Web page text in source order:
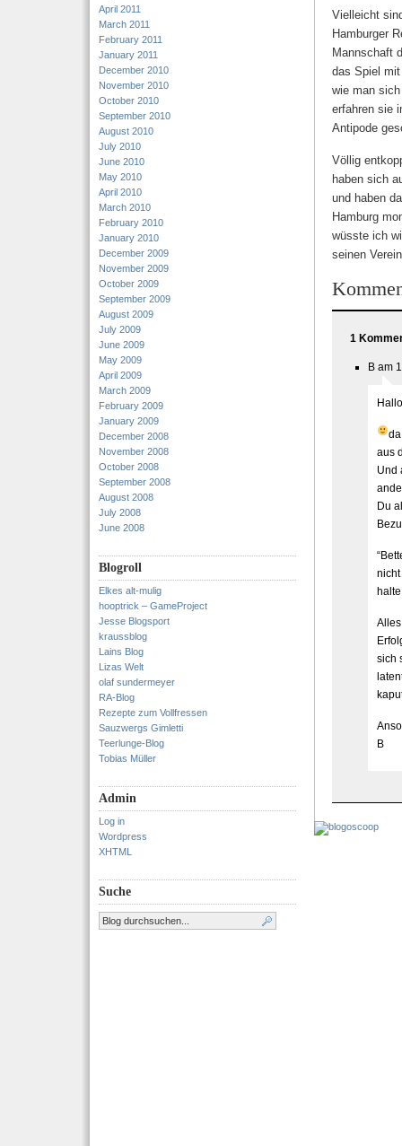
April 2011
March 2011
February 2011
January 2011
December 2010
November 2010
October 2010
September 2010
August 2010
July 2010
June 2010
May 2010
April 2010
March 2010
February 2010
January 2010
December 2009
November 2009
October 2009
September 2009
August 2009
July 2009
June 2009
May 2009
April 2009
March 2009
February 2009
January 2009
December 2008
November 2008
October 2008
September 2008
August 2008
July 2008
June 2008
Blogroll
Elkes alt-mulig
hooptrick – GameProject
Jesse Blogsport
kraussblog
Lains Blog
Lizas Welt
olaf sundermeyer
RA-Blog
Rezepte zum Vollfressen
Sauzwergs Gimletti
Teerlunge-Blog
Tobias Müller
Admin
Log in
Wordpress
XHTML
Suche
Vielleicht
Hamburger
Mannschaft
das Spiel
wie man
erfahren sie
Antipode
Völlig
haben sich
und haben
Hamburg
wüsste ich
seinen
1
B am
aus
Und
Du
sich
B